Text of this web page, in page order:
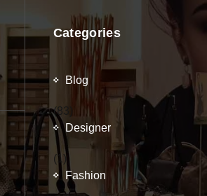
Categories
Blog
(83)
Designer
(1)
Fashion